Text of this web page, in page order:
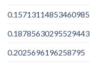
0.15713114853460985
0.18785630295529443
0.2025696196258795